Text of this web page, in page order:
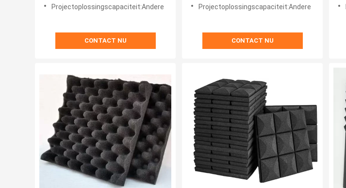
Projectoplossingscapaciteit:Andere
CONTACT NU
Projectoplossingscapaciteit:Andere
CONTACT NU